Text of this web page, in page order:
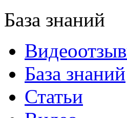
База знаний
База знаний
Статьи